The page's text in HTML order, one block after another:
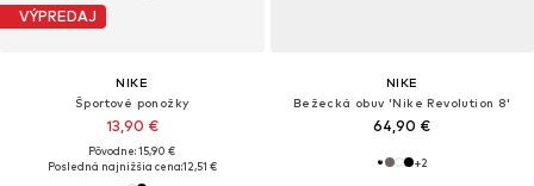
VÝPREDAJ
NIKE
Športové ponožky
13,90 €
Pôvodne: 15,90 €
Posledná najnižšia cena:12,51 €
NIKE
Bežecká obuv 'Nike Revolution 8'
64,90 €
+2